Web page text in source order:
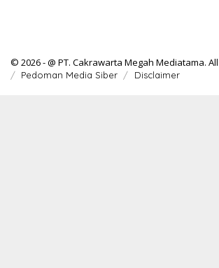
© 2026 - @ PT. Cakrawarta Megah Mediatama.
Pedoman Media Siber Disclaimer